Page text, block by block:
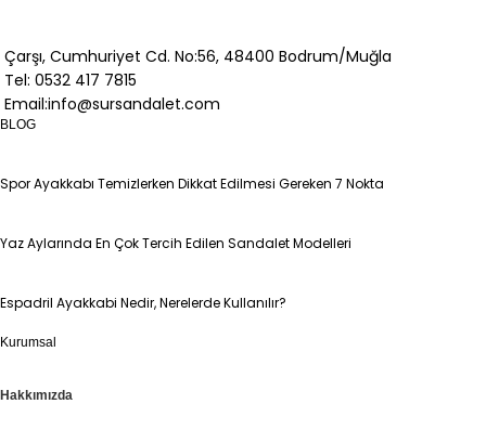
Çarşı, Cumhuriyet Cd. No:56, 48400 Bodrum/Muğla
Tel: 0532 417 7815
Email:info@sursandalet.com
BLOG
Spor Ayakkabı Temizlerken Dikkat Edilmesi Gereken 7 Nokta
Yaz Aylarında En Çok Tercih Edilen Sandalet Modelleri
Espadril Ayakkabi Nedir, Nerelerde Kullanılır?
Kurumsal
Hakkımızda